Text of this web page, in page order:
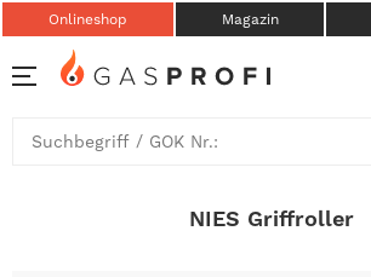
Onlineshop Magazin
NIES Griffroller